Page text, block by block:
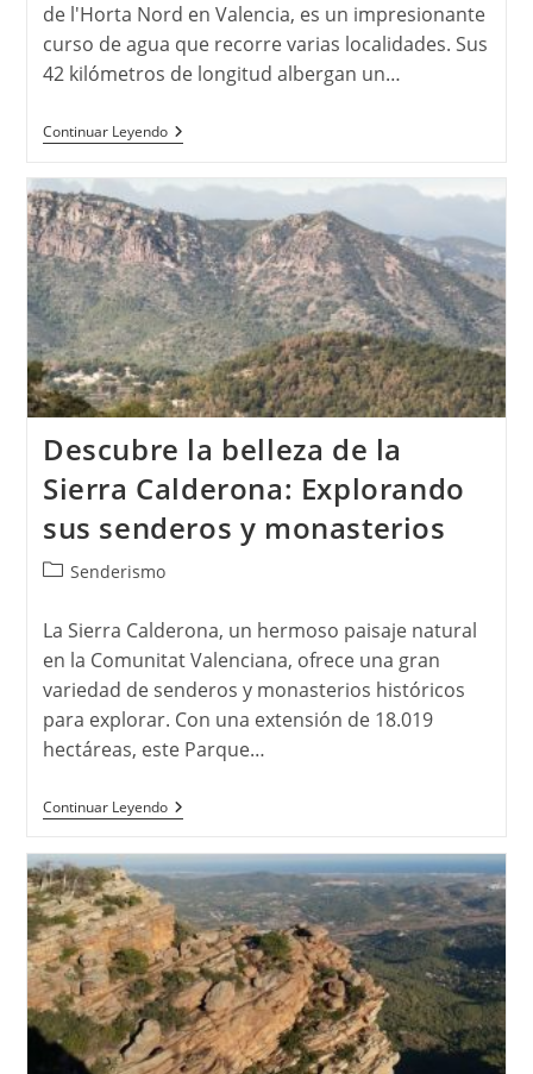
de l'Horta Nord en Valencia, es un impresionante
curso de agua que recorre varias localidades. Sus
42 kilómetros de longitud albergan un…
Continuar LeyendoExplorando
El
De
Carraixet:
Un
Tesoro
Natural
Cerca
De
Valencia
Descubre la belleza de la
Sierra Calderona: Explorando
sus senderos y monasterios
Categoría
la
entrada:
Senderismo
La Sierra Calderona, un hermoso paisaje natural
en la Comunitat Valenciana, ofrece una gran
variedad de senderos y monasterios históricos
para explorar. Con una extensión de 18.019
hectáreas, este Parque…
Continuar LeyendoDescubre
La
De
La
Sierra
Calderona:
Explorando
Sus
Senderos
Y
Monasterios